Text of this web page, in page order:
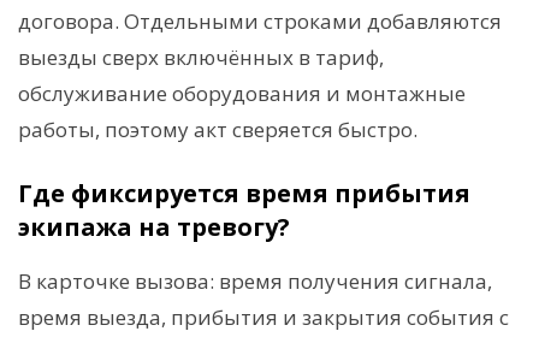
договора. Отдельными строками добавляются
выезды сверх включённых в тариф,
обслуживание оборудования и монтажные
работы, поэтому акт сверяется быстро.
Где фиксируется время прибытия
экипажа на тревогу?
В карточке вызова: время получения сигнала,
время выезда, прибытия и закрытия события с